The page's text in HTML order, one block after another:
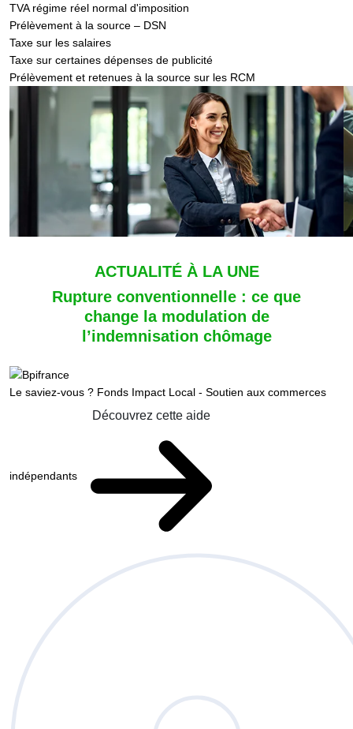
TVA régime réel normal d'imposition
Prélèvement à la source – DSN
Taxe sur les salaires
Taxe sur certaines dépenses de publicité
Prélèvement et retenues à la source sur les RCM
ACTUALITÉ À LA UNE
Rupture conventionnelle : ce que
change la modulation de
l’indemnisation chômage
Le saviez-vous ? Fonds Impact Local - Soutien aux commerces
indépendants
Découvrez cette aide